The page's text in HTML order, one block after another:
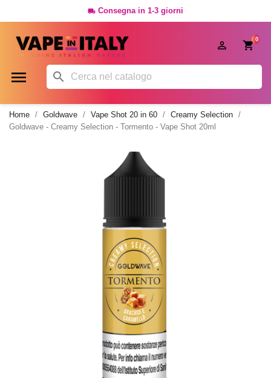
 Consegna in 1-3 giorni
0

 
Home Goldwave Vape Shot 20 in 60
Creamy Selection
Goldwave - Creamy Selection - Tormento - Vape Shot 20ml